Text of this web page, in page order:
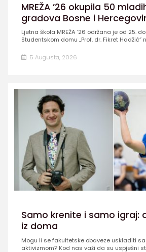
MREŽA ’26 okupila 50
gradova Bosne i
Ljetna škola MREŽA ’26 održana je od 25.
Studentskom domu „Prof. dr. Fikret Hadžić”
5 Augusta, 2026
Samo krenite i samo igraj:
iz doma
Mogu li se fakultetske obaveze uskladiti
aktivizmom? Kod nas važi da su uspješni